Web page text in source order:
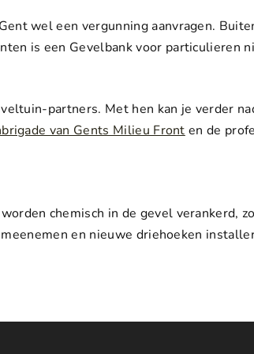
wel een vergunning aanvragen.
is een Gevelbank voor particulieren
partners. Met hen kan je verder
van Gents Milieu Front en de
chemisch in de gevel verankerd,
en nieuwe driehoeken